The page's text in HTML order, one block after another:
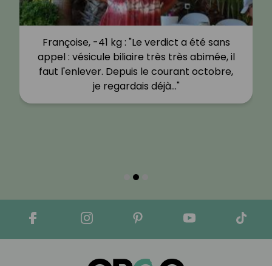
Françoise, -41 kg : "Le verdict a été sans
appel : vésicule biliaire très très abimée, il
faut l'enlever. Depuis le courant octobre,
je regardais déjà…"